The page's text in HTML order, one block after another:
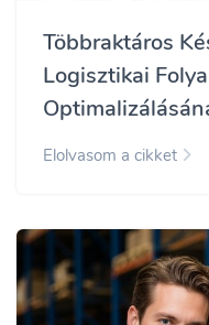
Többraktáros
Logisztikai
Elolvasom a cikket